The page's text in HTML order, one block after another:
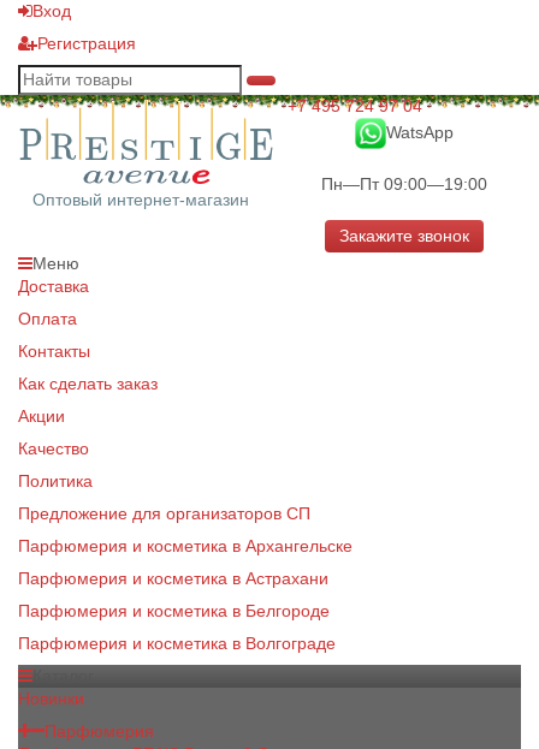
Вход
Регистрация
Оптовый интернет-магазин
+7 495 724 97 04
WatsApp
Пн—Пт 09:00—19:00
Закажите звонок
Меню
Доставка
Оплата
Контакты
Как сделать заказ
Акции
Качество
Политика
Предложение для организаторов СП
Парфюмерия и косметика в Архангельске
Парфюмерия и косметика в Астрахани
Парфюмерия и косметика в Белгороде
Парфюмерия и косметика в Волгограде
Новинки
Парфюмерия